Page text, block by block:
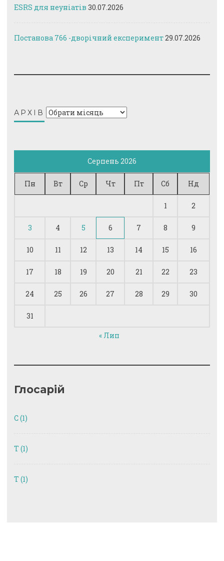
ESRS для неуніатів 30.07.2026
Постанова 766 -дворічний експеримент29.07.2026
АРХІВ Архів
Серпень 2026
Пн Вт Ср Чт Пт Сб Нд
1 2
3 4 5 6 7 8 9
10 11 12 13 14 15 16
17 18 19 20 21 22 23
24 25 26 27 28 29 30
31
« Лип
Глосарій
C(1)
T (1)
Т (1)